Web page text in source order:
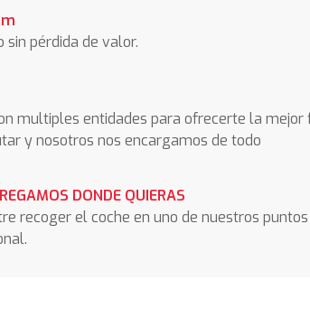
pérdida de valor.
multiples entidades para ofrecerte la mejor
y nosotros nos encargamos de todo
DONDE QUIERAS
recoger el coche en uno de nuestros